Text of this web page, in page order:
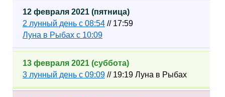
12 февраля 2021 (пятница)
2 лунный день с 08:54 // 17:59
Луна в Рыбах с 10:09
13 февраля 2021 (суббота)
3 лунный день с 09:09 // 19:19 Луна в Рыбах